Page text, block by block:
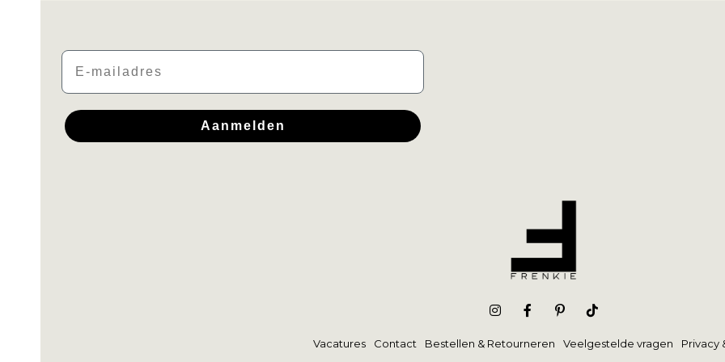
Email
Aanmelden
Vacatures Contact Bestellen & Retourneren Veelgestelde vragen Privacy